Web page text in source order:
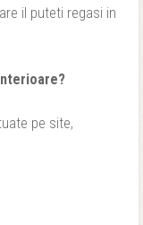
il puteti regasi in
pe site,